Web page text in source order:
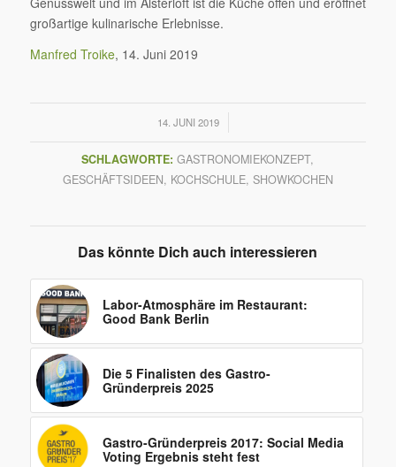
großartige kulinarische Erlebnisse.
Manfred Troike, 14. Juni 2019
14. JUNI 2019
/
SCHLAGWORTE: GASTRONOMIEKONZEPT,
GESCHÄFTSIDEEN, KOCHSCHULE, SHOWKOCHEN
Das könnte Dich auch interessieren
Labor-Atmosphäre im Restaurant:
Good Bank Berlin
Die 5 Finalisten des Gastro-
Gründerpreis 2025
Gastro-Gründerpreis 2017: Social Media
Voting Ergebnis steht fest